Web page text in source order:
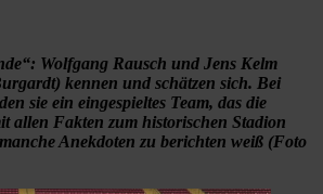
Wolfgang Rausch und Jens Kelm
kennen und schätzen sich. Bei
sie ein eingespieltes Team, das die
allen Fakten zum historischen Stadion
Anekdoten zu berichten weiß (Foto